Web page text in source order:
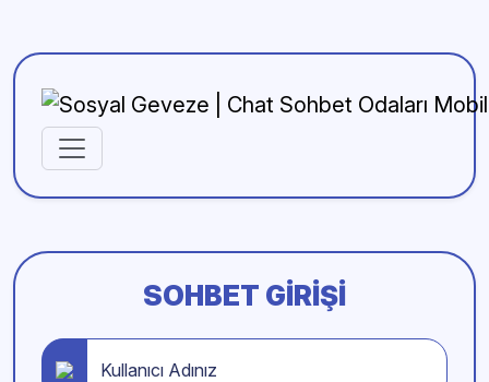
SOHBET GIRIŞI
Kullanıcı Adınız